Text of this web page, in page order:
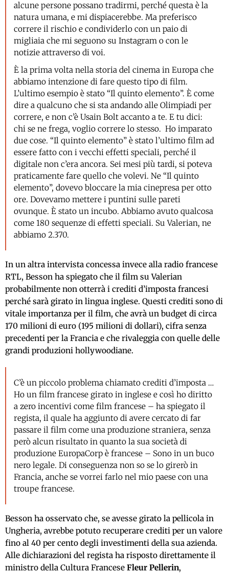
alcune persone possano tradirmi, perché questa è la
natura umana, e mi dispiacerebbe. Ma preferisco
correre il rischio e condividerlo con un paio di
migliaia che mi seguono su Instagram o con le
notizie attraverso di voi.
È la prima volta nella storia del cinema in Europa che
abbiamo intenzione di fare questo tipo di film.
L’ultimo esempio è stato “Il quinto elemento”. È come
dire a qualcuno che si sta andando alle Olimpiadi per
correre, e non c’è Usain Bolt accanto a te. E tu dici:
chi se ne frega, voglio correre lo stesso. Ho imparato
due cose. “Il quinto elemento” è stato l’ultimo film ad
essere fatto con i vecchi effetti speciali, perché il
digitale non c’era ancora. Sei mesi più tardi, si poteva
praticamente fare quello che volevi. Ne “Il quinto
elemento”, dovevo bloccare la mia cinepresa per otto
ore. Dovevamo mettere i puntini sulle pareti
ovunque. È stato un incubo. Abbiamo avuto qualcosa
come 180 sequenze di effetti speciali. Su Valerian, ne
abbiamo 2.370.
In un altra intervista concessa invece alla radio francese
RTL, Besson ha spiegato che il film su Valerian
probabilmente non otterrà i crediti d’imposta francesi
perché sarà girato in lingua inglese. Questi crediti sono di
vitale importanza per il film, che avrà un budget di circa
170 milioni di euro (195 milioni di dollari), cifra senza
precedenti per la Francia e che rivaleggia con quelle delle
grandi produzioni hollywoodiane.
C’è un piccolo problema chiamato crediti d’imposta …
Ho un film francese girato in inglese e così ho diritto
a zero incentivi come film francese – ha spiegato il
regista, il quale ha aggiunto di avere cercato di far
passare il film come una produzione straniera, senza
però alcun risultato in quanto la sua società di
produzione EuropaCorp è francese – Sono in un buco
nero legale. Di conseguenza non so se lo girerò in
Francia, anche se vorrei farlo nel mio paese con una
troupe francese.
Besson ha osservato che, se avesse girato la pellicola in
Ungheria, avrebbe potuto recuperare crediti per un valore
fino al 40 per cento degli investimenti della sua azienda.
Alle dichiarazioni del regista ha risposto direttamente il
ministro della Cultura Francese Fleur Pellerin,